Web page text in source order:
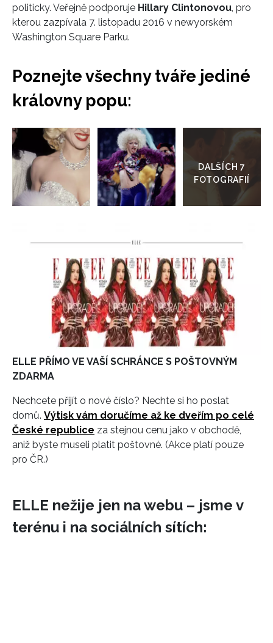
INFORMACE
REDAKCE
politicky. Veřejně podporuje Hillary Clintonovou, pro
kterou zazpívala 7. listopadu 2016 v newyorském
Washington Square Parku.
Poznejte všechny tváře jediné
královny popu:
Přejít
do
galerie
ELLE PŘÍMO VE VAŠÍ SCHRÁNCE S POŠTOVNÝM
ZDARMA
Nechcete přijít o nové číslo? Nechte si ho poslat
domů. Výtisk vám doručíme až ke dveřím po celé
České republice za stejnou cenu jako v obchodě,
aniž byste museli platit poštovné. (Akce platí pouze
pro ČR.)
ELLE nežije jen na webu – jsme v
terénu i na sociálních sítích: